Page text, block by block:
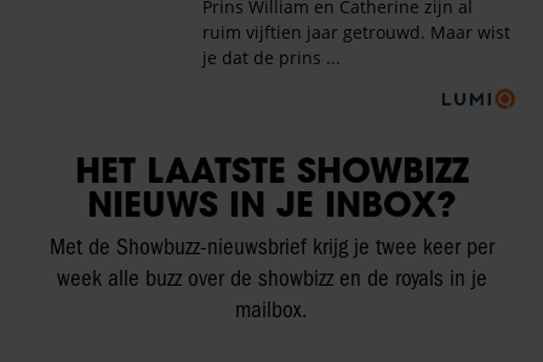
HET LAATSTE SHOWBIZZ
NIEUWS IN JE INBOX?
Met de Showbuzz-nieuwsbrief krijg je twee keer per
week alle buzz over de showbizz en de royals in je
mailbox.